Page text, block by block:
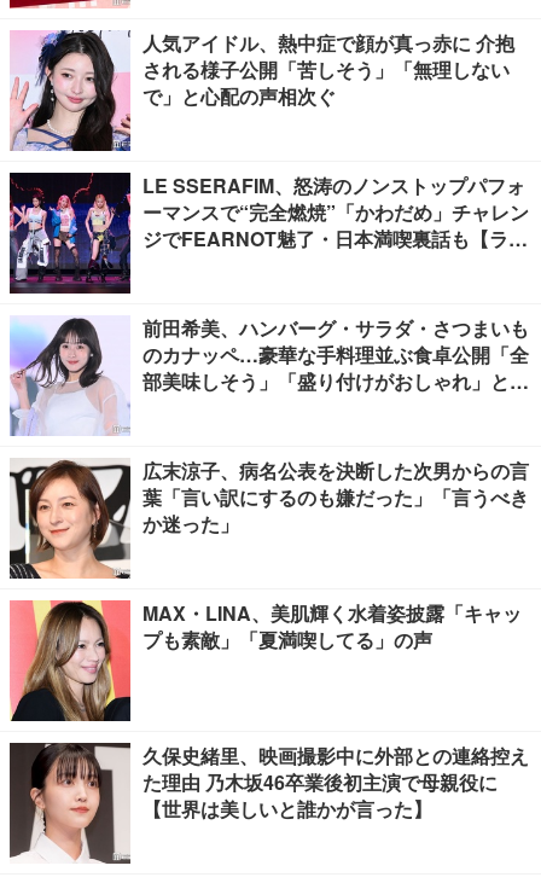
人気アイドル、熱中症で顔が真っ赤に 介抱
される様子公開「苦しそう」「無理しない
で」と心配の声相次ぐ
LE SSERAFIM、怒涛のノンストップパフォ
ーマンスで“完全燃焼”「かわだめ」チャレン
ジでFEARNOT魅了・日本満喫裏話も【ライ
前田希美、ハンバーグ・サラダ・さつまいも
のカナッペ…豪華な手料理並ぶ食卓公開「全
部美味しそう」「盛り付けがおしゃれ」と絶
広末涼子、病名公表を決断した次男からの言
葉「言い訳にするのも嫌だった」「言うべき
か迷った」
MAX・LINA、美肌輝く水着姿披露「キャッ
プも素敵」「夏満喫してる」の声
久保史緒里、映画撮影中に外部との連絡控え
た理由 乃木坂46卒業後初主演で母親役に
【世界は美しいと誰かが言った】